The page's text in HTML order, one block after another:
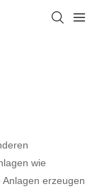
wie
erzeugen